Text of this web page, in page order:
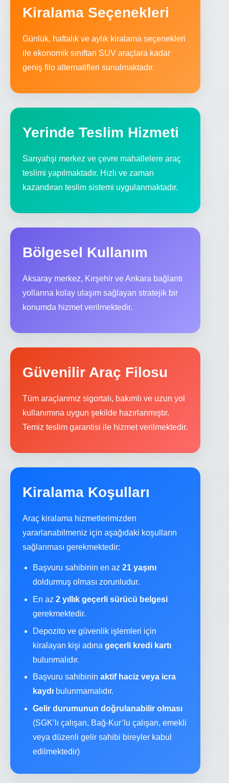
Kiralama Seçenekleri
Günlük, haftalık ve aylık kiralama seçenekleri
ile ekonomik sınıftan SUV araçlara kadar
geniş filo alternatifleri sunulmaktadır.
Yerinde Teslim Hizmeti
Sarıyahşi merkez ve çevre mahallelere araç
teslimi yapılmaktadır. Hızlı ve zaman
kazandıran teslim sistemi uygulanmaktadır.
Bölgesel Kullanım
Aksaray merkez, Kırşehir ve Ankara bağlantı
yollarına kolay ulaşım sağlayan stratejik bir
konumda hizmet verilmektedir.
Güvenilir Araç Filosu
Tüm araçlarımız sigortalı, bakımlı ve uzun yol
kullanımına uygun şekilde hazırlanmıştır.
Temiz teslim garantisi ile hizmet verilmektedir.
Kiralama Koşulları
Araç kiralama hizmetlerimizden
yararlanabilmeniz için aşağıdaki koşulların
sağlanması gerekmektedir:
Başvuru sahibinin en az 21 yaşını
doldurmuş olması zorunludur.
En az 2 yıllık geçerli sürücü belgesi
gerekmektedir.
Depozito ve güvenlik işlemleri için
kiralayan kişi adına geçerli kredi kartı
bulunmalıdır.
Başvuru sahibinin aktif haciz veya icra
kaydı bulunmamalıdır.
Gelir durumunun doğrulanabilir olması
(SGK’lı çalışan, Bağ-Kur’lu çalışan, emekli
veya düzenli gelir sahibi bireyler kabul
edilmektedir)